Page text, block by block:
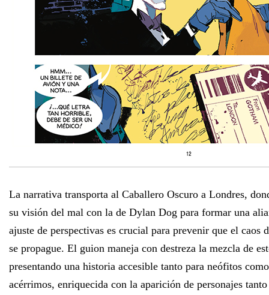
La narrativa transporta al Caballero Oscuro a Londres,
su visión del mal con la de Dylan Dog para formar una
ajuste de perspectivas es crucial para prevenir que el caos
se propague. El guion maneja con destreza la mezcla de
presentando una historia accesible tanto para neófitos
acérrimos, enriquecida con la aparición de personajes